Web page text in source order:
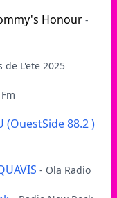
Honour -
de L'ete 2025
(OuestSide 88.2 )
- Ola Radio